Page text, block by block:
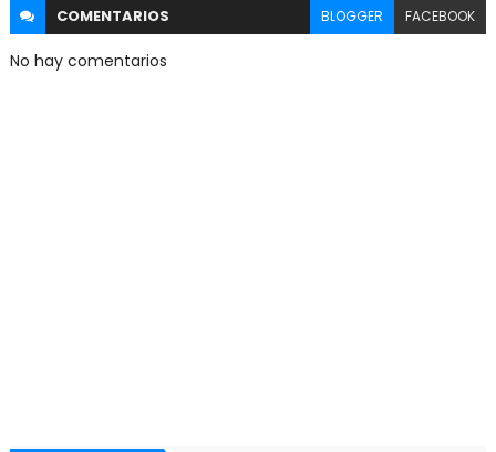
COMENTARIOS BLOGGER FACEBOOK
No hay comentarios